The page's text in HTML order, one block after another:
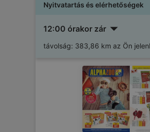
Nyitvatartás és elérhetőségek
12:00 órakor zár
távolság: 383,86 km az Ön